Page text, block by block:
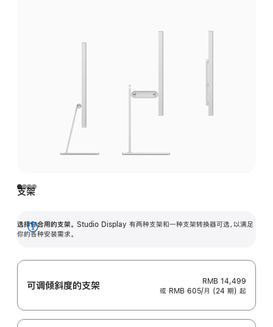
支架
选择你合用的支架。 Studio Display 有两种支架和一种支架转换器可选，以满足
你的各种安装需求。
展
可调倾斜度的支架
RMB 14,499
或 RMB 605/月 (24 期) 起